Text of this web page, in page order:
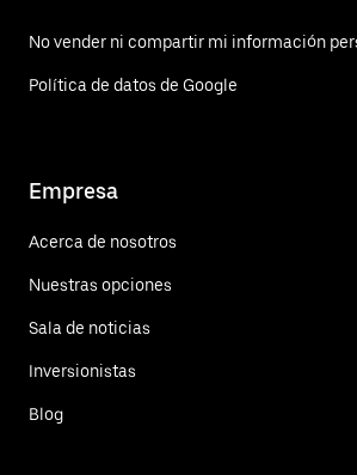
No vender ni compartir mi información
Política de datos de Google
Empresa
Acerca de nosotros
Nuestras opciones
Sala de noticias
Inversionistas
Blog